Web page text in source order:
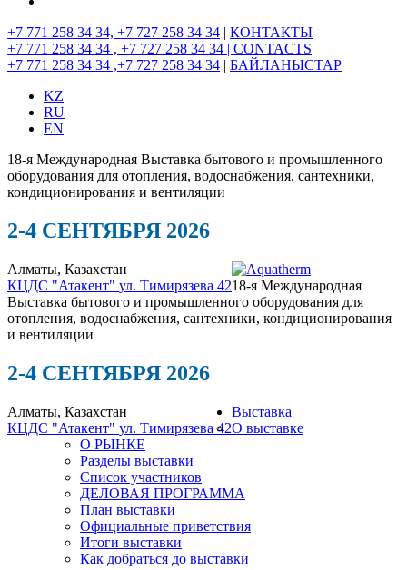
+7 771 258 34 34, +7 727 258 34 34 | КОНТАКТЫ
+7 771 258 34 34 , +7 727 258 34 34 | CONTACTS
+7 771 258 34 34 ,+7 727 258 34 34 | БАЙЛАНЫСТАР
KZ
RU
EN
18-я Международная Выставка бытового и промышленного
оборудования для отопления, водоснабжения, сантехники,
кондиционирования и вентиляции
2-4 СЕНТЯБРЯ 2026
Алматы, Казахстан
КЦДС "Атакент" ул. Тимирязева 4218-я Международная
Выставка бытового и промышленного оборудования для
отопления, водоснабжения, сантехники, кондиционирования
и вентиляции
2-4 СЕНТЯБРЯ 2026
Алматы, Казахстан
КЦДС "Атакент" ул. Тимирязева 42
Выставка
О выставке
О РЫНКЕ
Разделы выставки
Список участников
ДЕЛОВАЯ ПРОГРАММА
План выставки
Официальные приветствия
Итоги выставки
Как добраться до выставки